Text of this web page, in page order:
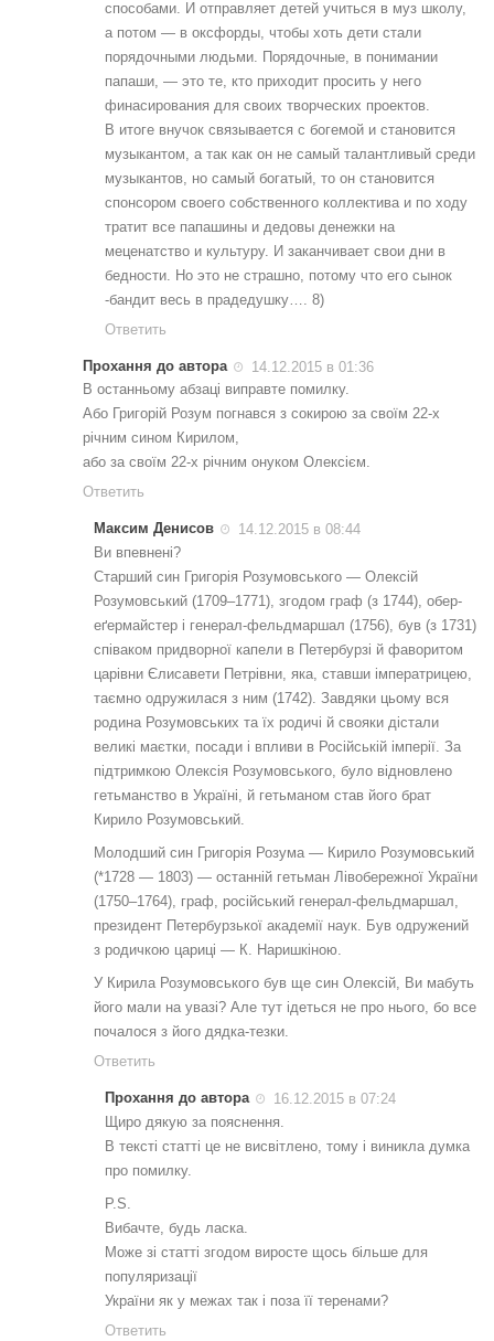
способами. И отправляет детей учиться в муз школу,
а потом — в оксфорды, чтобы хоть дети стали
порядочными людьми. Порядочные, в понимании
папаши, — это те, кто приходит просить у него
финасирования для своих творческих проектов.
В итоге внучок связывается с богемой и становится
музыкантом, а так как он не самый талантливый среди
музыкантов, но самый богатый, то он становится
спонсором своего собственного коллектива и по ходу
тратит все папашины и дедовы денежки на
меценатство и культуру. И заканчивает свои дни в
бедности. Но это не страшно, потому что его сынок
-бандит весь в прадедушку…. 8)
Ответить
Прохання до автора
14.12.2015 в 01:36
В останньому абзаці виправте помилку.
Або Григорій Розум погнався з сокирою за своїм 22-х
річним сином Кирилом,
або за своїм 22-х річним онуком Олексієм.
Ответить
Максим Денисов
14.12.2015 в 08:44
Ви впевнені?
Старший син Григорія Розумовського — Олексій
Розумовський (1709–1771), згодом граф (з 1744), обер-
еґермайстер і генерал-фельдмаршал (1756), був (з 1731)
співаком придворної капели в Петербурзі й фаворитом
царівни Єлисавети Петрівни, яка, ставши імператрицею,
таємно одружилася з ним (1742). Завдяки цьому вся
родина Розумовських та їх родичі й свояки дістали
великі маєтки, посади і впливи в Російській імперії. За
підтримкою Олексія Розумовського, було відновлено
гетьманство в Україні, й гетьманом став його брат
Кирило Розумовський.
Молодший син Григорія Розума — Кирило Розумовський
(*1728 — 1803) — останній гетьман Лівобережної України
(1750–1764), граф, російський генерал-фельдмаршал,
президент Петербурзької академії наук. Був одружений
з родичкою цариці — К. Наришкіною.
У Кирила Розумовського був ще син Олексій, Ви мабуть
його мали на увазі? Але тут ідеться не про нього, бо все
почалося з його дядка-тезки.
Ответить
Прохання до автора
16.12.2015 в 07:24
Щиро дякую за пояснення.
В тексті статті це не висвітлено, тому і виникла думка
про помилку.
P.S.
Вибачте, будь ласка.
Може зі статті згодом виросте щось більше для
популяризації
України як у межах так і поза її теренами?
Ответить